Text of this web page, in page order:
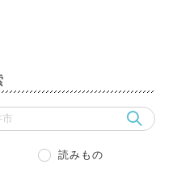
読みもの